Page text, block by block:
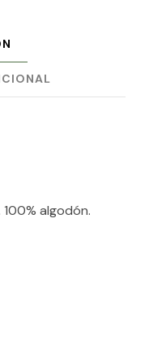
algodón.